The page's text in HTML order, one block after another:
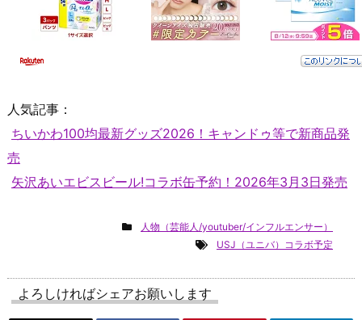
人気記事：
ちいかわ100均最新グッズ2026！キャンドゥ等で新商品発
売
矢沢あいエビスビール!コラボ缶予約！2026年3月3日発売
人物（芸能人/youtuber/インフルエンサー）
USJ（ユニバ）コラボ予定
よろしければシェアお願いします